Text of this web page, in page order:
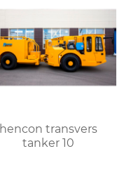
hencon transvers
tanker 10